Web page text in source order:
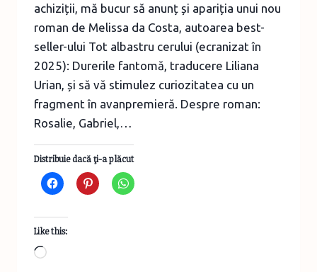
achiziții, mă bucur să anunț și apariția unui nou
roman de Melissa da Costa, autoarea best-
seller-ului Tot albastru cerului (ecranizat în
2025): Durerile fantomă, traducere Liliana
Urian, și să vă stimulez curiozitatea cu un
fragment în avanpremieră. Despre roman:
Rosalie, Gabriel,…
Distribuie dacă ţi-a plăcut
Like this:
Loading…